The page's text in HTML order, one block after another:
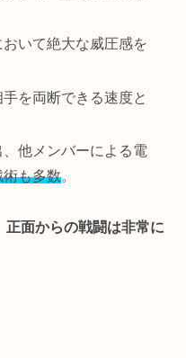
いて絶大な威圧感を
を両断できる速度と
他メンバーによる電
術も多数。
正面からの戦闘は非常に